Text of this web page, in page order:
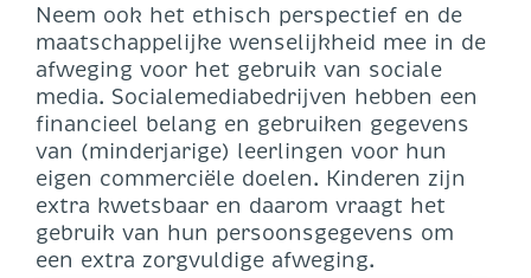
Neem ook het ethisch perspectief en de
maatschappelijke wenselijkheid mee in de
afweging voor het gebruik van sociale
media. Socialemediabedrijven hebben een
financieel belang en gebruiken gegevens
van (minderjarige) leerlingen voor hun
eigen commerciële doelen. Kinderen zijn
extra kwetsbaar en daarom vraagt het
gebruik van hun persoonsgegevens om
een extra zorgvuldige afweging.